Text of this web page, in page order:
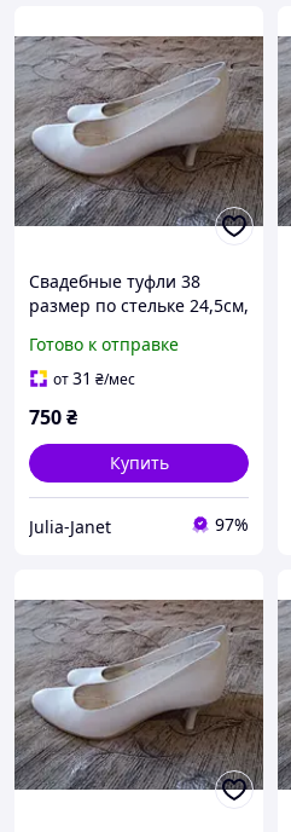
Свадебные туфли 38
размер по стельке 24,5см,
Готово к отправке
от31 ₴/мес
750₴
Купить
Julia-Janet 97%